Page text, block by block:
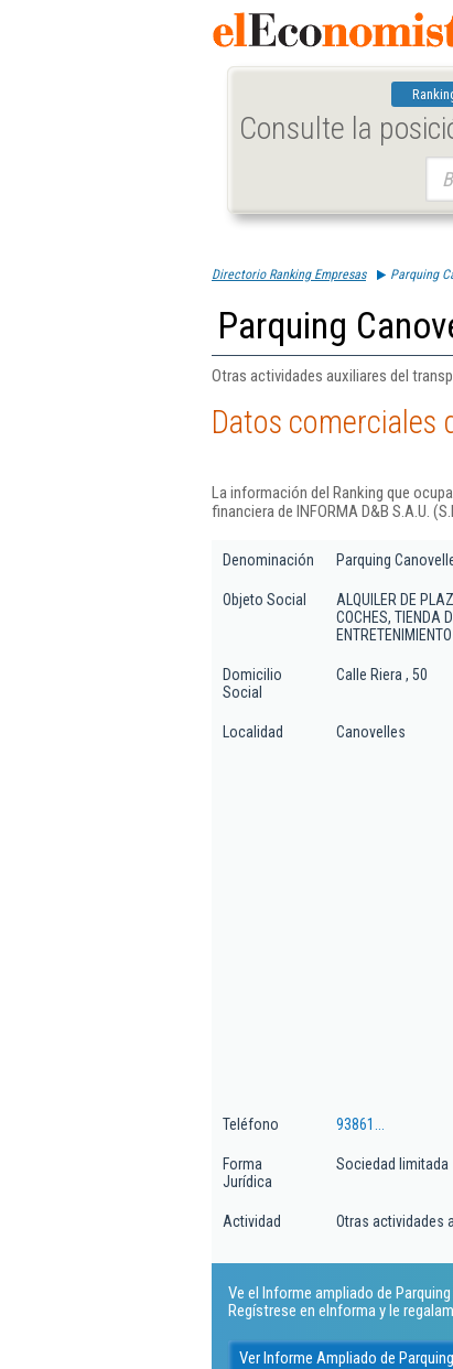
Consulte la
Directorio Ranking Empresas Parquing
Parquing
Otras actividades auxiliares del
Datos comerciales
La información del Ranking que
financiera de INFORMA D&B S.A.U.
Denominación Parquing
Objeto Social
ALQUILER DE
COCHES, TIENDA
ENTRETENIMIENTO
Domicilio
Social
Calle Riera , 50
Localidad Canovelles
Teléfono 93861...
Forma
Jurídica
Sociedad limitada
Actividad Otras actividades
Ve el Informe ampliado de
Regístrese en eInforma y le
Ver Informe Ampliado de